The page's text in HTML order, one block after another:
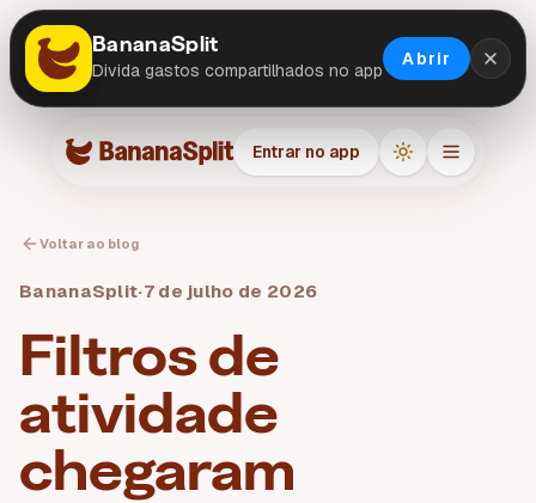
BananaSplit
Divida gastos compartilhados no app
Abrir
Entrar no app
Voltar ao blog
BananaSplit·7 de julho de 2026
Filtros de
atividade
chegaram